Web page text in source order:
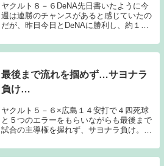
ヤクルト８－６DeNA先日書いたように今
週は連勝のチャンスがあると感じていたの
だが、昨日今日とDeNAに勝利し、約１か
からは一転投手陣が掴まり苦しい展開とな
ったが、好調な打線が試合をひっくり返し
最後まで流れを掴めず…サヨナラ
負け…
ヤクルト５－６×広島１４安打で４四死球
と５つのエラーをもらいながらも最後まで
試合の主導権を握れず、サヨナラ負け。完
く噛み合わないゲームとなってしまった。
先発の村中は、立ち上がりからコントロー